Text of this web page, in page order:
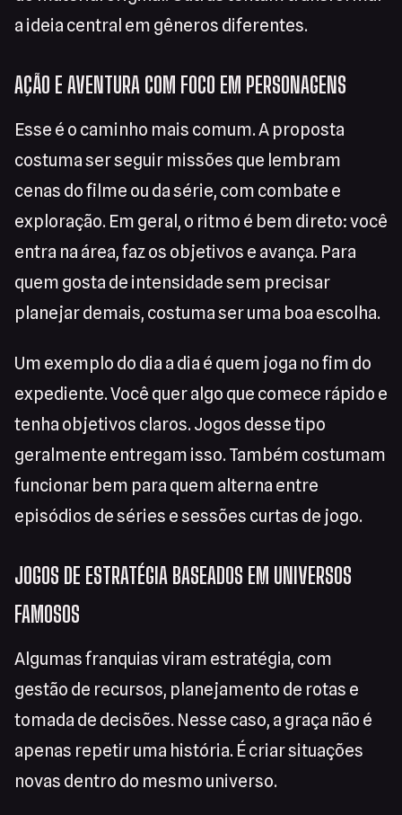
a ideia central em gêneros diferentes.
AÇÃO E AVENTURA COM FOCO EM PERSONAGENS
Esse é o caminho mais comum. A proposta
costuma ser seguir missões que lembram
cenas do filme ou da série, com combate e
exploração. Em geral, o ritmo é bem direto: você
entra na área, faz os objetivos e avança. Para
quem gosta de intensidade sem precisar
planejar demais, costuma ser uma boa escolha.
Um exemplo do dia a dia é quem joga no fim do
expediente. Você quer algo que comece rápido e
tenha objetivos claros. Jogos desse tipo
geralmente entregam isso. Também costumam
funcionar bem para quem alterna entre
episódios de séries e sessões curtas de jogo.
JOGOS DE ESTRATÉGIA BASEADOS EM UNIVERSOS
FAMOSOS
Algumas franquias viram estratégia, com
gestão de recursos, planejamento de rotas e
tomada de decisões. Nesse caso, a graça não é
apenas repetir uma história. É criar situações
novas dentro do mesmo universo.